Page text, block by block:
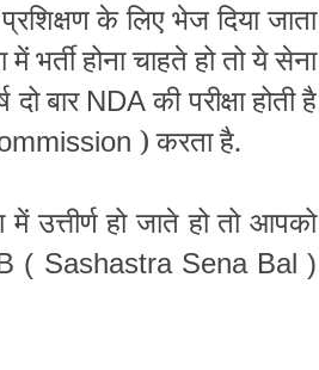
के लिए भेज दिया जाता
होना चाहते हो तो ये सेना
दो बार NDAकी परीक्षा होती है
) करता है.
में उत्तीर्ण हो जाते हो तो आपको
( Sashastra Sena Bal )